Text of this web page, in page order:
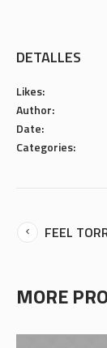
DETALLES
Likes:
Author:
Date:
Categories:
FEEL
MORE